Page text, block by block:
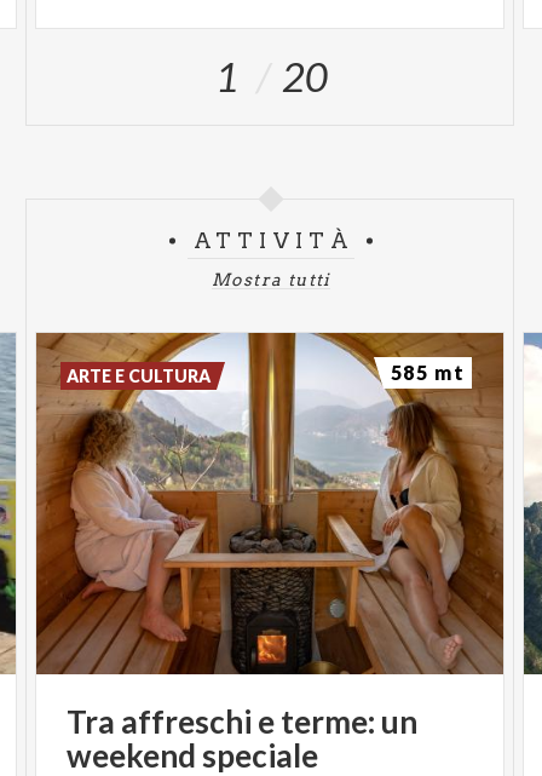
1 20
ATTIVITÀ
Mostra tutti
Tra affreschi eterme: un
weekend speciale
ARTE E CULTURA 585 mt